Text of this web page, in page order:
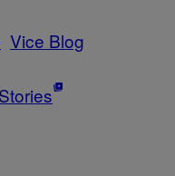
Vice Blog